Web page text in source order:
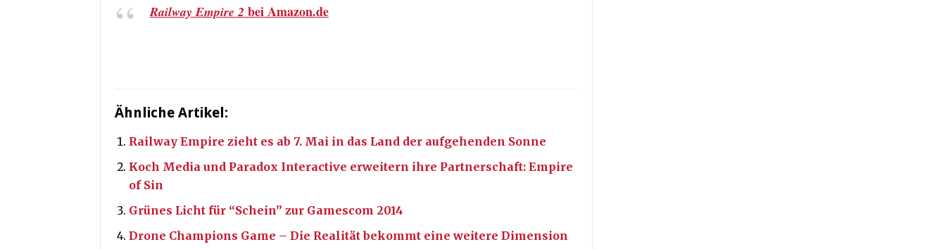
Railway Empire 2 bei Amazon.de
Ähnliche Artikel:
Railway Empire zieht es ab 7. Mai in das Land der aufgehenden Sonne
Koch Media und Paradox Interactive erweitern ihre Partnerschaft: Empire
of Sin
Grünes Licht für “Schein” zur Gamescom 2014
Drone Champions Game – Die Realität bekommt eine weitere Dimension